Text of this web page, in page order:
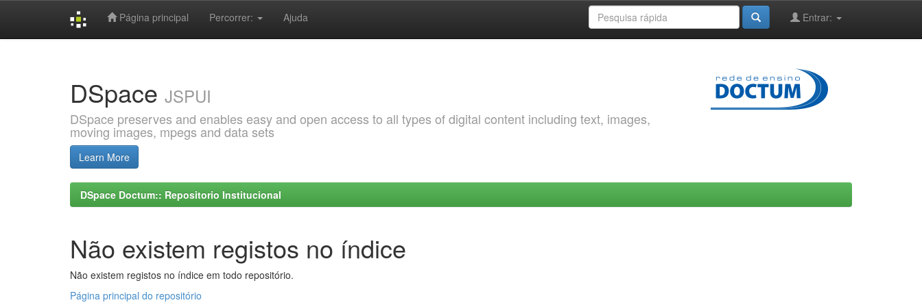
Página principal Percorrer: Ajuda Entrar:
DSpace JSPUI
DSpace preserves and enables easy and open access to all types of digital content including text, images,
moving images, mpegs and data sets
Learn More
DSpace Doctum:: Repositorio Institucional
Não existem registos no índice
Não existem registos no índice em todo repositório.
Página principal do repositório